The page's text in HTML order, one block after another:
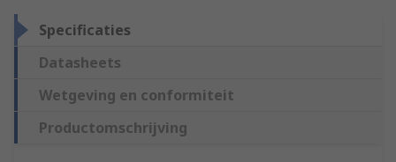
Specificaties
Datasheets
Wetgeving en conformiteit
Productomschrijving